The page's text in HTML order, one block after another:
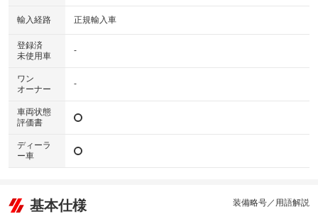
輸入経路 正規輸入車
登録済
未使用車
-
ワン
オーナー
-
車両状態
評価書
ディーラ
ー車
基本仕様 装備略号／用語解説